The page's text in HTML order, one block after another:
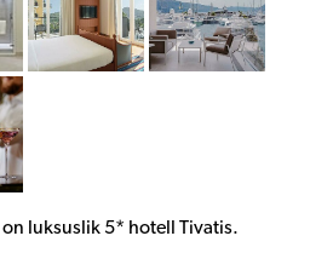
luksuslik 5* hotell Tivatis.